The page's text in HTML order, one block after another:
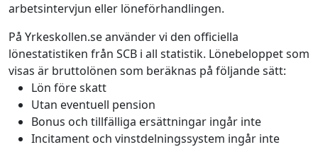
arbetsintervjun eller löneförhandlingen.
På Yrkeskollen.se använder vi den officiella
lönestatistiken från SCB i all statistik. Lönebeloppet som
visas är bruttolönen som beräknas på följande sätt:
Lön före skatt
Utan eventuell pension
Bonus och tillfälliga ersättningar ingår inte
Incitament och vinstdelningssystem ingår inte